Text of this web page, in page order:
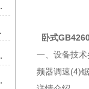
事项
”！
措施
率？
卧式
一、设备技
频器调速(4)